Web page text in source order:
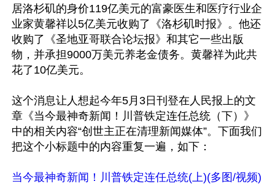
居洛杉矶的身价119亿美元的富豪医生和医疗行业企
业家黄馨祥以5亿美元收购了《洛杉矶时报》。他还
收购了《圣地亚哥联合论坛报》和其它一些出版
物，并承担9000万美元养老金债务。黄馨祥为此共
花了10亿美元。
这个消息让人想起今年5月3日刊登在人民报上的文
章《当今最神奇新闻！川普铁定连任总统（下）》
中的相关内容“创世主正在清理新闻媒体”。下面我们
把这个小标题中的内容重复一遍，如下：
当今最神奇新闻！川普铁定连任总统(上)(多图/视频)